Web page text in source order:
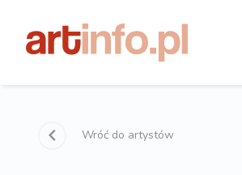
Wróć do artystów